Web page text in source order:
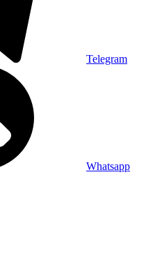
Telegram
Whatsapp